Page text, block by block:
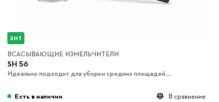
ХИТ
ВСАСЫВАЮЩИЕ ИЗМЕЛЬЧИТЕЛИ
SH 56
Идеально подходит для уборки средних площадей....
В сравнение
Есть в наличии